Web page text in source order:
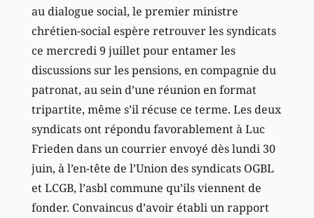
au dialogue social, le premier ministre
chrétien-social espère retrouver les syndicats
ce mercredi 9 juillet pour entamer les
discussions sur les pensions, en compagnie du
patronat, au sein d’une réunion en format
tripartite, même s’il récuse ce terme. Les deux
syndicats ont répondu favorablement à Luc
Frieden dans un courrier envoyé dès lundi 30
juin, à l’en-tête de l’Union des syndicats OGBL
et LCGB, l’asbl commune qu’ils viennent de
fonder. Convaincus d’avoir établi un rapport